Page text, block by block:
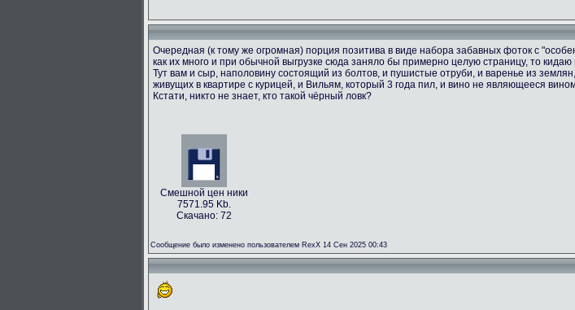
Очередная (к тому же огромная) порция позитива в виде набора забавных фоток с
как их много и при обычной выгрузке сюда заняло бы примерно целую страницу, то
Тут вам и сыр, наполовину состоящий из болтов, и пушистые отруби, и варенье из
живущих в квартире с курицей, и Вильям, который 3 года пил, и вино не являющееся
Кстати, никто не знает, кто такой чёрный ловк?
Смешной цен ники
7571.95 Kb.
Скачано: 72
Сообщение было изменено пользователем RexX 14 Сен 2025 00:43